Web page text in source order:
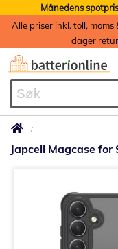
Månedens
Alle priser inkl. toll, moms
dager
Japcell Magcase for